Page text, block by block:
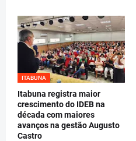
ITABUNA
Itabuna registra maior
crescimento do IDEB na
década com maiores
avanços na gestão Augusto
Castro